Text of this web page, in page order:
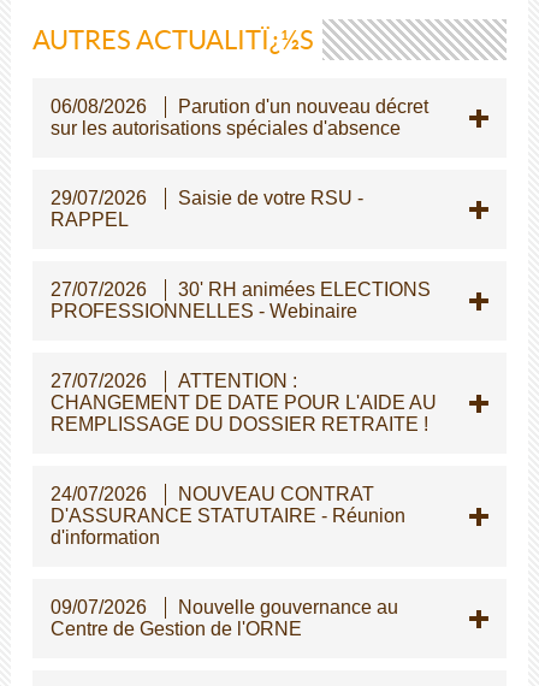
AUTRES ACTUALITÏ¿½S
06/08/2026
Parution d'un nouveau décret
sur les autorisations spéciales d'absence
29/07/2026
Saisie de votre RSU -
RAPPEL
27/07/2026
30' RH animées ELECTIONS
PROFESSIONNELLES - Webinaire
27/07/2026
ATTENTION :
CHANGEMENT DE DATE POUR L'AIDE AU
REMPLISSAGE DU DOSSIER RETRAITE !
24/07/2026
NOUVEAU CONTRAT
D'ASSURANCE STATUTAIRE - Réunion
d'information
09/07/2026
Nouvelle gouvernance au
Centre de Gestion de l'ORNE